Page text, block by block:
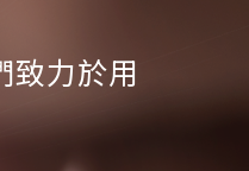
致力於用